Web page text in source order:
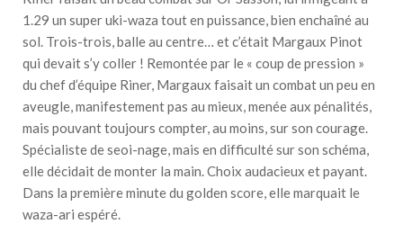
1.29 un super uki-waza tout en puissance, bien enchaîné au
sol. Trois-trois, balle au centre… et c’était Margaux Pinot
qui devait s’y coller ! Remontée par le « coup de pression »
du chef d’équipe Riner, Margaux faisait un combat un peu en
aveugle, manifestement pas au mieux, menée aux pénalités,
mais pouvant toujours compter, au moins, sur son courage.
Spécialiste de seoi-nage, mais en difficulté sur son schéma,
elle décidait de monter la main. Choix audacieux et payant.
Dans la première minute du golden score, elle marquait le
waza-ari espéré.